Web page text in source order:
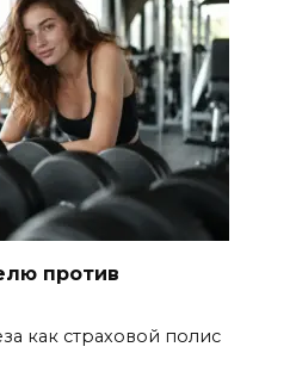
против
как страховой полис